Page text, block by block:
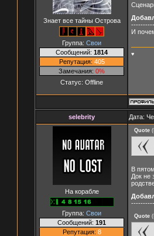
Знает все тайны Острова
Группа: Свои
Сообщений: 1814
Репутация: 405
Замечания: 0%
Статус: Offline
И
♥
selebrity Дата:
На корабле
Группа: Свои
Сообщений: 191
Репутация: 8
Quote (
В
Док не
Quote (